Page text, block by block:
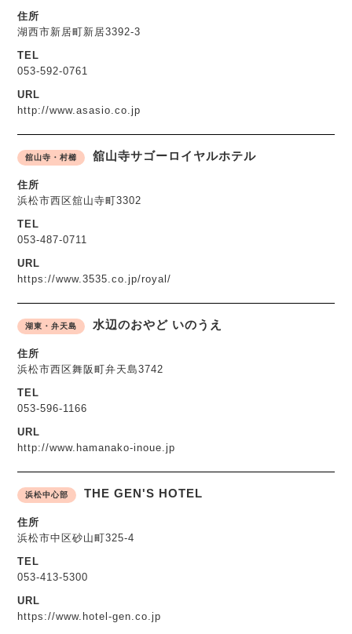
住所
湖西市新居町新居3392-3
TEL
053-592-0761
URL
http://www.asasio.co.jp
舘山寺・村櫛 舘山寺サゴーロイヤルホテル
住所
浜松市西区舘山寺町3302
TEL
053-487-0711
URL
https://www.3535.co.jp/royal/
湖東・弁天島 水辺のおやど いのうえ
住所
浜松市西区舞阪町弁天島3742
TEL
053-596-1166
URL
http://www.hamanako-inoue.jp
浜松中心部 THE GEN'S HOTEL
住所
浜松市中区砂山町325-4
TEL
053-413-5300
URL
https://www.hotel-gen.co.jp